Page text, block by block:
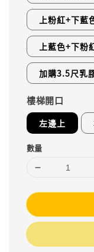
上粉紅+下藍
上藍色+下粉
加購3.5尺乳
樓梯開口
左邊上
數量